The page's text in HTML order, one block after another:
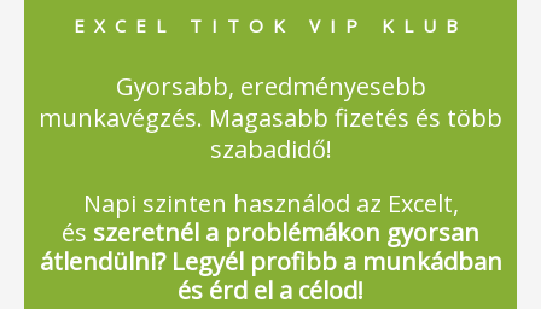
EXCEL TITOK VIP KLUB
Gyorsabb, eredményesebb
munkavégzés. Magasabb fizetés és több
szabadidő!
Napi szinten használod az Excelt,
és szeretnél a problémákon gyorsan
átlendülni? Legyél profibb a munkádban
és érd el a célod!